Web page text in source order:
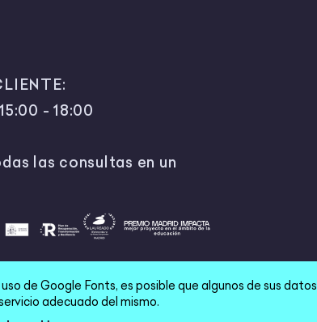
- 18:00
las consultas en un
2026 |Política de privacidad
de Google Fonts, es posible que algunos de sus datos
adecuado del mismo.